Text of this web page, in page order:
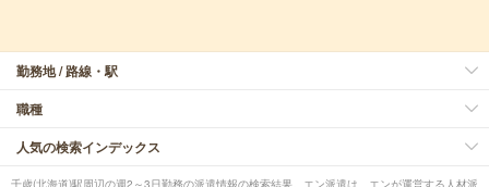
勤務地 / 路線・駅
職種
人気の検索インデックス
千歳(北海道)駅周辺の週2～3日勤務の派遣情報の検索結果。エン派遣は、エンが運営する人材派